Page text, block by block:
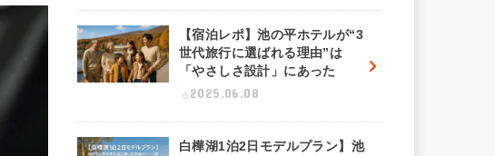
【宿泊レポ】池の平ホテルが“3
世代旅行に選ばれる理由”は
「やさしさ設計」にあった
2025.06.08
白樺湖1泊2日モデルプラン】池